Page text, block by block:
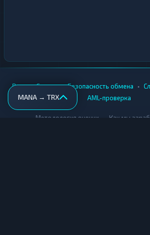
MANA → TRX
Вики • Города • Безопасность обмена •
AML-проверка
Методология оценки Как мы